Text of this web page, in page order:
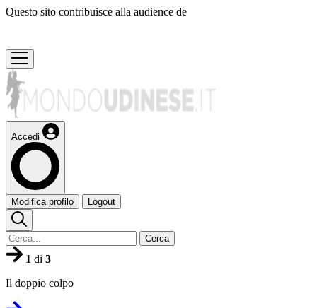
Questo sito contribuisce alla audience de
Accedi
Modifica profilo Logout
Cerca
1 di 3
Il doppio colpo